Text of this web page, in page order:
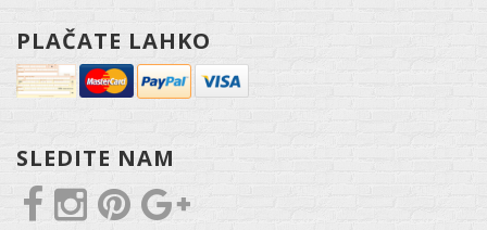
PLAČATE LAHKO
SLEDITE NAM